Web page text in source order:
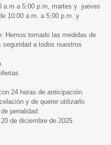
a.m a 5:00 p.m, martes y jueves
10:00 a.m. a 5:00 p.m. y
Hemos tomado las medidas de
a todos nuestros
24 horas de anticipación.
y de querer utilizarlo
penalidad.
de diciembre de 2025.